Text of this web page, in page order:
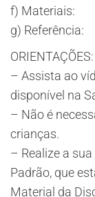
f) Materiais:
g) Referência:
ORIENTAÇÕES:
– Assista ao
disponível na
– Não é
crianças.
– Realize a
Padrão, que
Material da